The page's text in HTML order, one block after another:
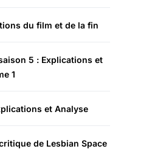
du film et de la fin
5 : Explications et
1
et Analyse
de Lesbian Space